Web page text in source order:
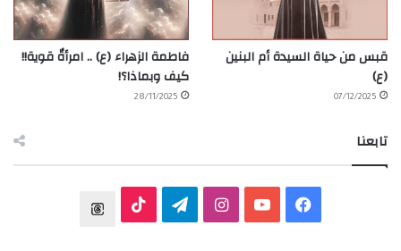
قبس من حياة السيدة أم البنين
(ع)
07/12/2025
فاطمة الزهراء (ع) .. امرأةٌ قوية!!
كيف وبماذا؟!
28/11/2025
تابعنا